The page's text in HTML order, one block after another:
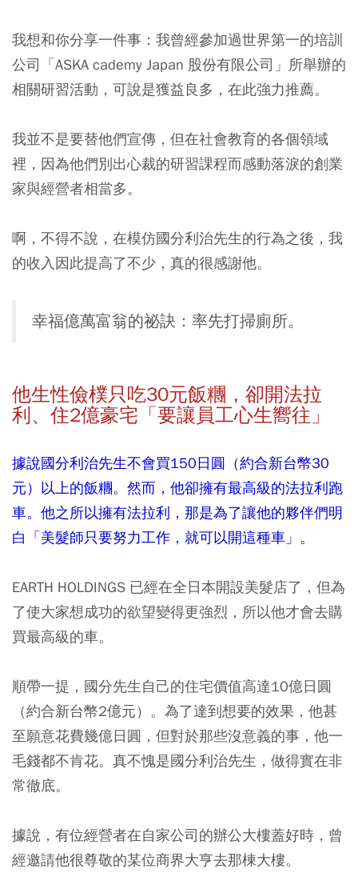
我想和你分享一件事：我曾經參加過世界第一的培訓
公司「ASKA cademy Japan 股份有限公司」所舉辦的
相關研習活動，可說是獲益良多，在此強力推薦。
我並不是要替他們宣傳，但在社會教育的各個領域
裡，因為他們別出心裁的研習課程而感動落淚的創業
家與經營者相當多。
啊，不得不說，在模仿國分利治先生的行為之後，我
的收入因此提高了不少，真的很感謝他。
幸福億萬富翁的祕訣：率先打掃廁所。
他生性儉樸只吃30元飯糰，卻開法拉
利、住2億豪宅「要讓員工心生嚮往」
據說國分利治先生不會買150日圓（約合新台幣30
元）以上的飯糰。然而，他卻擁有最高級的法拉利跑
車。他之所以擁有法拉利，那是為了讓他的夥伴們明
白「美髮師只要努力工作，就可以開這種車」。
EARTH HOLDINGS 已經在全日本開設美髮店了，但為
了使大家想成功的欲望變得更強烈，所以他才會去購
買最高級的車。
順帶一提，國分先生自己的住宅價值高達10億日圓
（約合新台幣2億元）。為了達到想要的效果，他甚
至願意花費幾億日圓，但對於那些沒意義的事，他一
毛錢都不肯花。真不愧是國分利治先生，做得實在非
常徹底。
據說，有位經營者在自家公司的辦公大樓蓋好時，曾
經邀請他很尊敬的某位商界大亨去那棟大樓。